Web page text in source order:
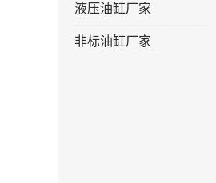
液压油缸厂家
非标油缸厂家